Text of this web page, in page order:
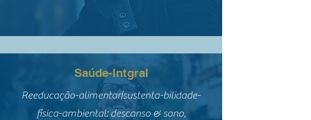
Saúde-Intgral
Reeducação-alimentar|sustenta-bilidade-
física-ambiental: descanso & sono,